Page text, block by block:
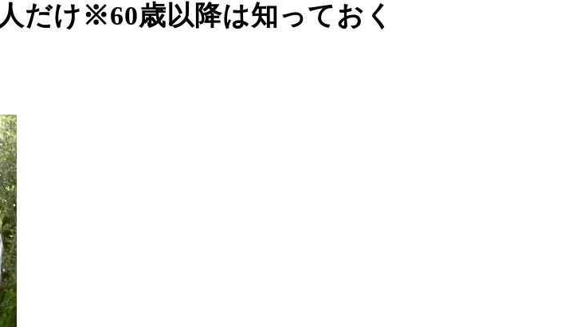
だけ※60歳以降は知っておく